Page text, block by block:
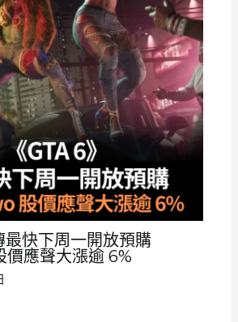
最快下周一開放預購
應聲大漲逾 6%